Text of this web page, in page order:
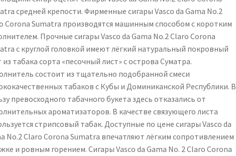
средней крепости. Фирменные сигары Vasco da Gama No.2
Corona Sumatra производятся машинным способом с коротким
Прочные сигары Vasco da Gama No.2 Claro Corona
с круглой головкой имеют лёгкий натуральный покровный
из табака сорта «песочный лист» с острова Суматра.
состоит из тщательно подобранной смеси
табаков с Кубы и Доминиканской Республики. В
превосходного табачного букета здесь отказались от
ароматизаторов. В качестве связующего листа
стрипсовый табак. Доступные по цене сигары Vasco da
No.2 Claro Corona Sumatra впечатляют лёгким сопротивлением
и ровным горением. Сигары Vasco da Gama No. 2 Claro Corona